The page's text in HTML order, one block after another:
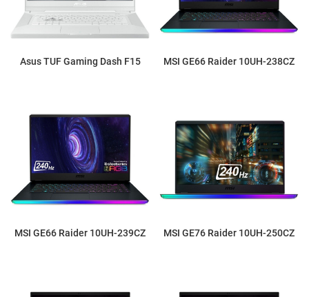
Asus TUF Gaming Dash F15 MSI GE66 Raider 10UH-238CZ
MSI GE66 Raider 10UH-239CZ MSI GE76 Raider 10UH-250CZ